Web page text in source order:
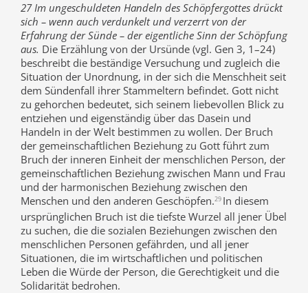
27 Im ungeschuldeten Handeln des Schöpfergottes drückt
sich – wenn auch verdunkelt und verzerrt von der
Erfahrung der Sünde – der eigentliche Sinn der Schöpfung
aus. Die Erzählung von der Ursünde (vgl. Gen 3, 1–24)
beschreibt die beständige Versuchung und zugleich die
Situation der Unordnung, in der sich die Menschheit seit
dem Sündenfall ihrer Stammeltern befindet. Gott nicht
zu gehorchen bedeutet, sich seinem liebevollen Blick zu
entziehen und eigenständig über das Dasein und
Handeln in der Welt bestimmen zu wollen. Der Bruch
der gemeinschaftlichen Beziehung zu Gott führt zum
Bruch der inneren Einheit der menschlichen Person, der
gemeinschaftlichen Beziehung zwischen Mann und Frau
und der harmonischen Beziehung zwischen den
Menschen und den anderen Geschöpfen.29 In diesem
ursprünglichen Bruch ist die tiefste Wurzel all jener Übel
zu suchen, die die sozialen Beziehungen zwischen den
menschlichen Personen gefährden, und all jener
Situationen, die im wirtschaftlichen und politischen
Leben die Würde der Person, die Gerechtigkeit und die
Solidarität bedrohen.